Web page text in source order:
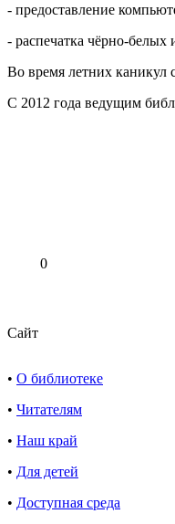
- предоставление
- распечатка чёрно-белых
Во время летних каникул
С 2012 года ведущим
0
Сайт
• О библиотеке
• Читателям
• Наш край
• Для детей
• Доступная среда